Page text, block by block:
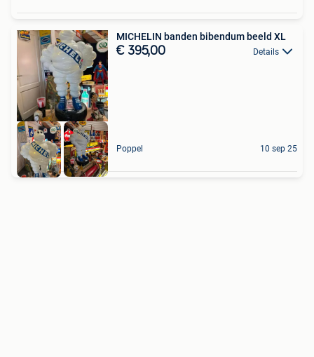
MICHELIN banden bibendum beeld XL
€ 395,00 Details
Poppel 10 sep 25